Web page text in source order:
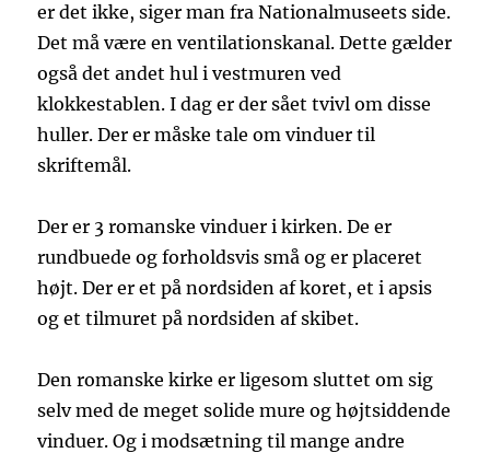
er det ikke, siger man fra Nationalmuseets side.
Det må være en ventilationskanal. Dette gælder
også det andet hul i vestmuren ved
klokkestablen. I dag er der sået tvivl om disse
huller. Der er måske tale om vinduer til
skriftemål.
Der er 3 romanske vinduer i kirken. De er
rundbuede og forholdsvis små og er placeret
højt. Der er et på nordsiden af koret, et i apsis
og et tilmuret på nordsiden af skibet.
Den romanske kirke er ligesom sluttet om sig
selv med de meget solide mure og højtsiddende
vinduer. Og i modsætning til mange andre